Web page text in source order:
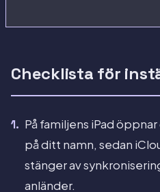
Checklista för
På familjens iPad
på ditt namn, sedan
stänger av
anländer.